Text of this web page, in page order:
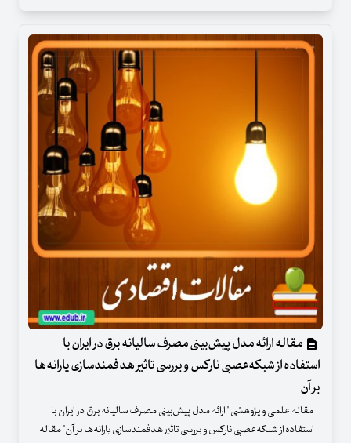
مقاله ارائه مدل پیش‌بینی مصرف سالیانه برق در ایران با
استفاده از شبکه‌عصبی نارکس و بررسی تاثیر هدفمندسازی یارانه‌ها
بر آن
مقاله علمی و پژوهشی " ارائه مدل پیش‌بینی مصرف سالیانه برق در ایران با
استفاده از شبکه‌عصبی نارکس و بررسی تاثیر هدفمندسازی یارانه‌ها بر آن" مقاله